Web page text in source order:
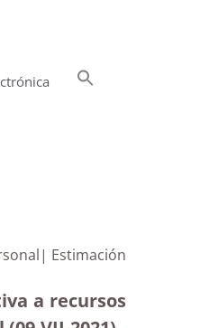
Estimación
a recursos